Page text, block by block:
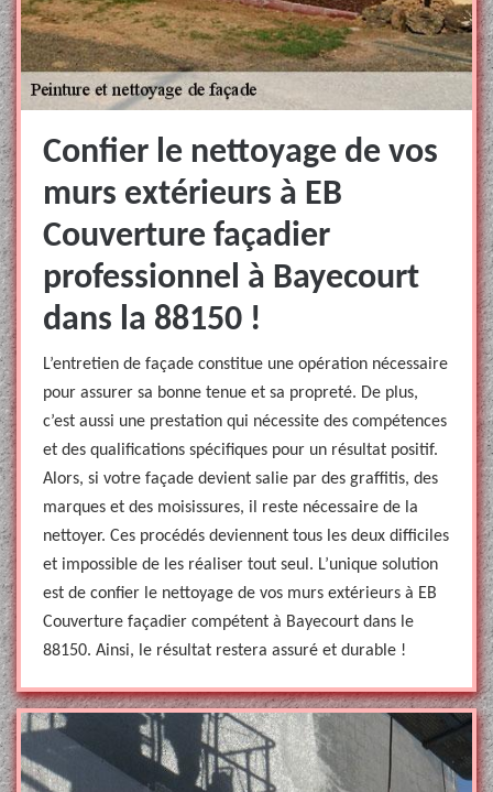
Confier le nettoyage de vos
murs extérieurs à EB
Couverture façadier
professionnel à Bayecourt
dans la 88150 !
L’entretien de façade constitue une opération nécessaire
pour assurer sa bonne tenue et sa propreté. De plus,
c’est aussi une prestation qui nécessite des compétences
et des qualifications spécifiques pour un résultat positif.
Alors, si votre façade devient salie par des graffitis, des
marques et des moisissures, il reste nécessaire de la
nettoyer. Ces procédés deviennent tous les deux difficiles
et impossible de les réaliser tout seul. L’unique solution
est de confier le nettoyage de vos murs extérieurs à EB
Couverture façadier compétent à Bayecourt dans le
88150. Ainsi, le résultat restera assuré et durable !